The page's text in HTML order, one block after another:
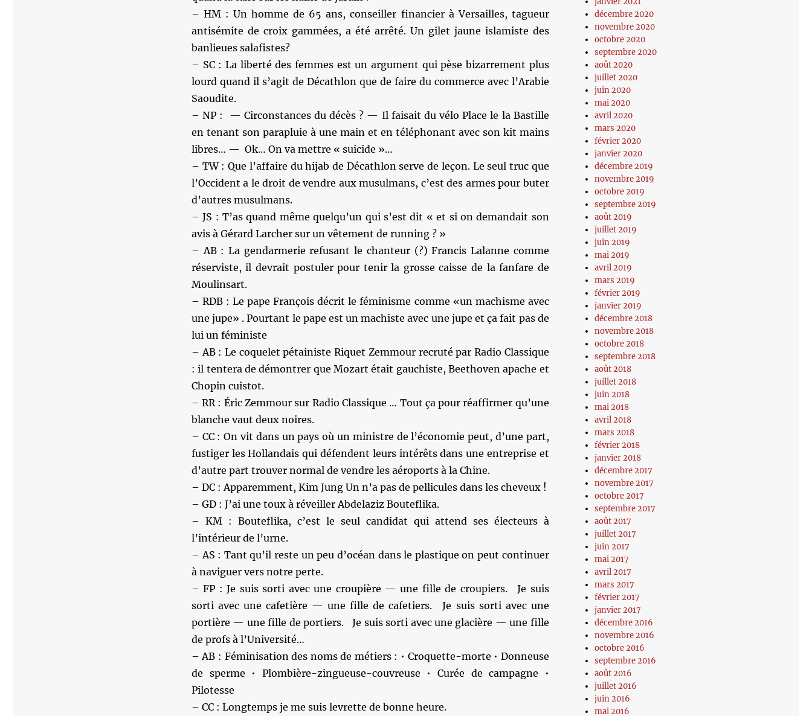
– HM : Un homme de 65 ans, conseiller financier à Versailles, tagueur
antisémite de croix gammées, a été arrêté. Un gilet jaune islamiste des
banlieues salafistes?
– SC : La liberté des femmes est un argument qui pèse bizarrement plus
lourd quand il s’agit de Décathlon que de faire du commerce avec l’Arabie
Saoudite.
– NP : — Circonstances du décès ? — Il faisait du vélo Place le la Bastille
en tenant son parapluie à une main et en téléphonant avec son kit mains
libres… — Ok… On va mettre « suicide »…
– TW : Que l’affaire du hijab de Décathlon serve de leçon. Le seul truc que
l’Occident a le droit de vendre aux musulmans, c’est des armes pour buter
d’autres musulmans.
– JS : T’as quand même quelqu’un qui s’est dit « et si on demandait son
avis à Gérard Larcher sur un vêtement de running ? »
– AB : La gendarmerie refusant le chanteur (?) Francis Lalanne comme
réserviste, il devrait postuler pour tenir la grosse caisse de la fanfare de
Moulinsart.
– RDB : Le pape François décrit le féminisme comme «un machisme avec
une jupe» . Pourtant le pape est un machiste avec une jupe et ça fait pas de
lui un féministe
– AB : Le coquelet pétainiste Riquet Zemmour recruté par Radio Classique
: il tentera de démontrer que Mozart était gauchiste, Beethoven apache et
Chopin cuistot.
– RR : Éric Zemmour sur Radio Classique … Tout ça pour réaffirmer qu’une
blanche vaut deux noires.
– CC : On vit dans un pays où un ministre de l’économie peut, d’une part,
fustiger les Hollandais qui défendent leurs intérêts dans une entreprise et
d’autre part trouver normal de vendre les aéroports à la Chine.
– DC : Apparemment, Kim Jung Un n’a pas de pellicules dans les cheveux !
– GD : J’ai une toux à réveiller Abdelaziz Bouteflika.
– KM : Bouteflika, c’est le seul candidat qui attend ses électeurs à
l’intérieur de l’urne.
– AS : Tant qu’il reste un peu d’océan dans le plastique on peut continuer
à naviguer vers notre perte.
– FP : Je suis sorti avec une croupière — une fille de croupiers. Je suis
sorti avec une cafetière — une fille de cafetiers. Je suis sorti avec une
portière — une fille de portiers. Je suis sorti avec une glacière — une fille
de profs à l’Université…
– AB : Féminisation des noms de métiers : • Croquette-morte • Donneuse
de sperme • Plombière-zingueuse-couvreuse • Curée de campagne •
Pilotesse
– CC : Longtemps je me suis levrette de bonne heure.
décembre 2020
novembre 2020
octobre 2020
septembre 2020
août 2020
juillet 2020
juin 2020
mai 2020
avril 2020
mars 2020
février 2020
janvier 2020
décembre 2019
novembre 2019
octobre 2019
septembre 2019
août 2019
juillet 2019
juin 2019
mai 2019
avril 2019
mars 2019
février 2019
janvier 2019
décembre 2018
novembre 2018
octobre 2018
septembre 2018
août 2018
juillet 2018
juin 2018
mai 2018
avril 2018
mars 2018
février 2018
janvier 2018
décembre 2017
novembre 2017
octobre 2017
septembre 2017
août 2017
juillet 2017
juin 2017
mai 2017
avril 2017
mars 2017
février 2017
janvier 2017
décembre 2016
novembre 2016
octobre 2016
septembre 2016
août 2016
juillet 2016
juin 2016
mai 2016